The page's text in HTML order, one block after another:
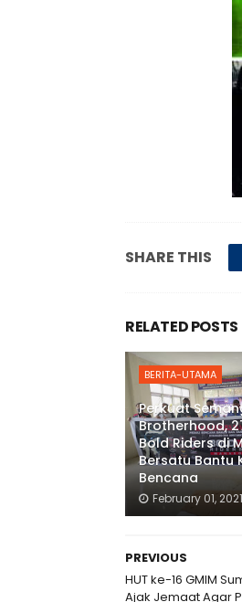
SHARE THIS
RELATED POSTS
BERITA-UTAMA
Perkuat
Brotherhood,
Bold Riders di
Bersatu Bantu
Bencana
February 01, 2021
PREVIOUS
HUT ke-16 GMIM
Ajak Jemaat Agar